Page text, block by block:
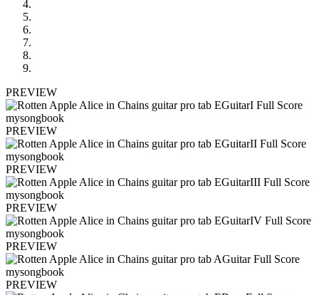
PREVIEW
PREVIEW
PREVIEW
PREVIEW
PREVIEW
PREVIEW